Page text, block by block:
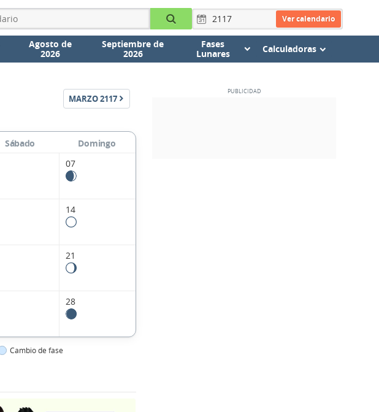
Ver calendario
Agosto de
2026
Septiembre de
2026
Fases
Lunares
Calculadoras
MARZO2117
Sábado
Domingo
07
14
21
28
Cambio de fase